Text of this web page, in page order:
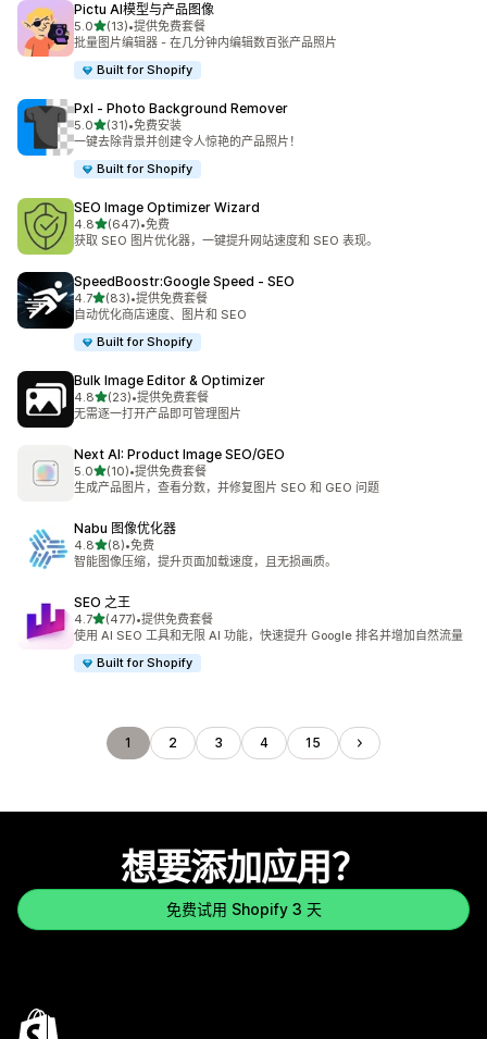
Pictu AI模型与产品图像
5.0星（满分 5 星）
(13)
总共 13 条评论
•提供免费套餐
批量图片编辑器 - 在几分钟内编辑数百张产品照片
Built for Shopify
Pxl ‑ Photo Background Remover
5.0星（满分 5 星）
(31)
总共 31 条评论
•免费安装
一键去除背景并创建令人惊艳的产品照片！
Built for Shopify
SEO Image Optimizer Wizard
4.8星（满分 5 星）
(647)
总共 647 条评论
•免费
获取 SEO 图片优化器，一键提升网站速度和 SEO 表现。
SpeedBoostr:Google Speed ‑ SEO
4.7星（满分 5 星）
(83)
总共 83 条评论
•提供免费套餐
自动优化商店速度、图片和 SEO
Built for Shopify
Bulk Image Editor & Optimizer
4.8星（满分 5 星）
(23)
总共 23 条评论
•提供免费套餐
无需逐一打开产品即可管理图片
Next AI: Product Image SEO/GEO
5.0星（满分 5 星）
(10)
总共 10 条评论
•提供免费套餐
生成产品图片，查看分数，并修复图片 SEO 和 GEO 问题
Nabu 图像优化器
4.8星（满分 5 星）
(8)
总共 8 条评论
•免费
智能图像压缩，提升页面加载速度，且无损画质。
SEO 之王
4.7星（满分 5 星）
(477)
总共 477 条评论
•提供免费套餐
使用 AI SEO 工具和无限 AI 功能，快速提升 Google 排名并增加自然流量
Built for Shopify
1 2 3 4 15
想要添加应用？
免费试用 Shopify 3 天